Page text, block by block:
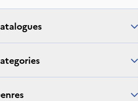
Catalogues
Categories
Genres